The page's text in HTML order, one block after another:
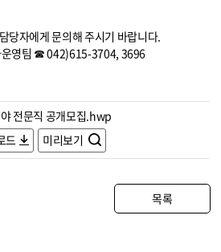
당자에게 문의해 주시기 바랍니다.
운영팀 ☎ 042)615-3704, 3696
전문직 공개모집.hwp
드
미리보기
목록